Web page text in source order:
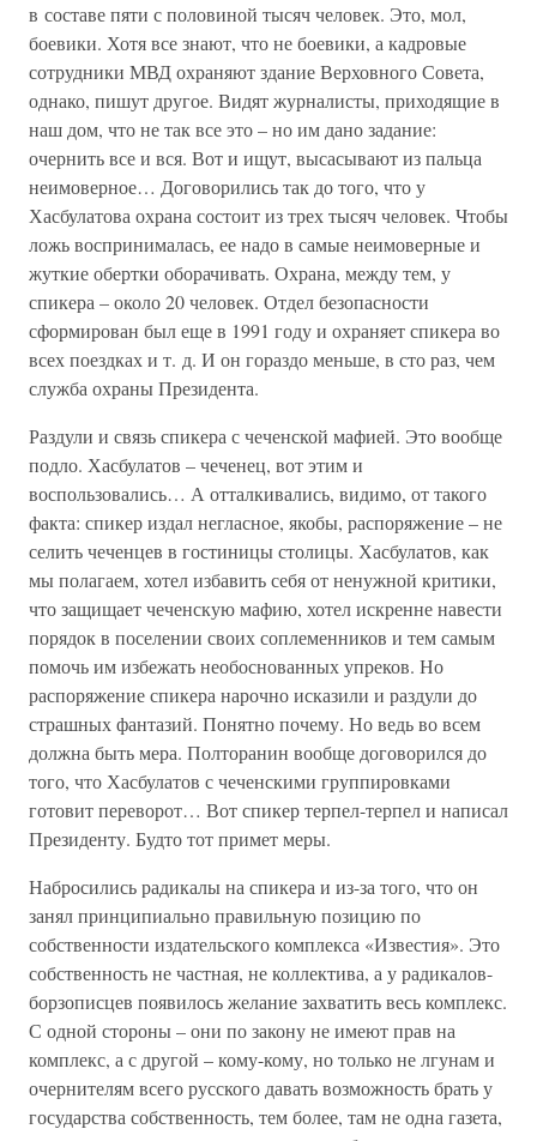
в составе пяти с половиной тысяч человек. Это, мол,
боевики. Хотя все знают, что не боевики, а кадровые
сотрудники МВД охраняют здание Верховного Совета,
однако, пишут другое. Видят журналисты, приходящие в
наш дом, что не так все это – но им дано задание:
очернить все и вся. Вот и ищут, высасывают из пальца
неимоверное… Договорились так до того, что у
Хасбулатова охрана состоит из трех тысяч человек. Чтобы
ложь воспринималась, ее надо в самые неимоверные и
жуткие обертки оборачивать. Охрана, между тем, у
спикера – около 20 человек. Отдел безопасности
сформирован был еще в 1991 году и охраняет спикера во
всех поездках и т. д. И он гораздо меньше, в сто раз, чем
служба охраны Президента.
Раздули и связь спикера с чеченской мафией. Это вообще
подло. Хасбулатов – чеченец, вот этим и
воспользовались… А отталкивались, видимо, от такого
факта: спикер издал негласное, якобы, распоряжение – не
селить чеченцев в гостиницы столицы. Хасбулатов, как
мы полагаем, хотел избавить себя от ненужной критики,
что защищает чеченскую мафию, хотел искренне навести
порядок в поселении своих соплеменников и тем самым
помочь им избежать необоснованных упреков. Но
распоряжение спикера нарочно исказили и раздули до
страшных фантазий. Понятно почему. Но ведь во всем
должна быть мера. Полторанин вообще договорился до
того, что Хасбулатов с чеченскими группировками
готовит переворот… Вот спикер терпел-терпел и написал
Президенту. Будто тот примет меры.
Набросились радикалы на спикера и из-за того, что он
занял принципиально правильную позицию по
собственности издательского комплекса «Известия». Это
собственность не частная, не коллектива, а у радикалов-
борзописцев появилось желание захватить весь комплекс.
С одной стороны – они по закону не имеют прав на
комплекс, а с другой – кому-кому, но только не лгунам и
очернителям всего русского давать возможность брать у
государства собственность, тем более, там не одна газета,